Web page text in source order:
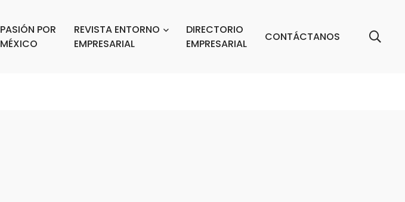
PASIÓN POR
MÉXICO
REVISTA ENTORNO
EMPRESARIAL
DIRECTORIO
EMPRESARIAL
CONTÁCTANOS